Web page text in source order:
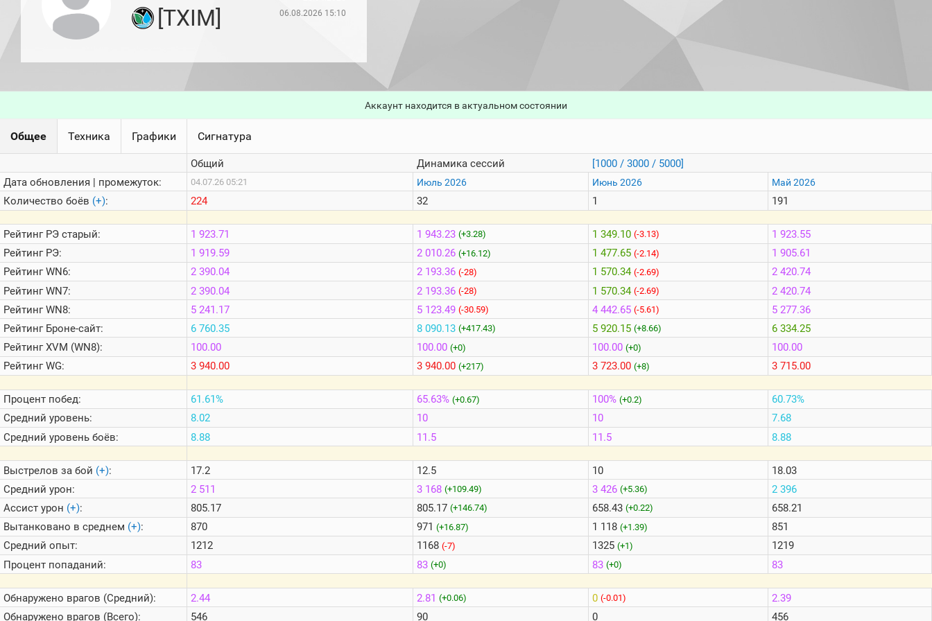
последние
1000
стримеров
Информация
Онлайн
Цветовая
шкала
Теlegram
ВК
Портал
Мира
[TXIM]
06.08.2026 15:10
Аккаунт находится в актуальном состоянии
Общее Техника Графики Сигнатура
Дата обновления | промежуток:
Количество боёв (+):
РейтингРЭ старый:
РейтингРЭ:
РейтингWN6:
РейтингWN7:
РейтингWN8:
РейтингБроне-сайт:
РейтингXVM (WN8):
РейтингWG:
Процент побед:
Средний уровень:
Средний уровень боёв:
Выстрелов за бой (+):
Средний урон:
Ассист урон (+):
Вытанковано в среднем (+):
Средний опыт:
Процент попаданий:
Обнаружено врагов (Средний):
Обнаружено врагов (Всего):
Общий
04.07.26 05:21
224
1 923.71
1 919.59
2 390.04
2 390.04
5 241.17
6 760.35
100.00
3 940.00
61.61%
8.02
8.88
17.2
2 511
805.17
870
1212
83
2.44
546
Динамика сессий
Июль 2026
32
1 943.23 (+3.28)
2 010.26 (+16.12)
2 193.36 (-28)
2 193.36 (-28)
5 123.49 (-30.59)
8 090.13 (+417.43)
100.00 (+0)
3 940.00 (+217)
65.63%(+0.67)
10
11.5
12.5
3 168(+109.49)
805.17(+146.74)
971(+16.87)
1168(-7)
83(+0)
2.81(+0.06)
90
[1000 / 3000 / 5000]
Июнь 2026
1
1 349.10 (-3.13)
1 477.65 (-2.14)
1 570.34 (-2.69)
1 570.34 (-2.69)
4 442.65 (-5.61)
5 920.15 (+8.66)
100.00 (+0)
3 723.00 (+8)
100%(+0.2)
10
11.5
10
3 426(+5.36)
658.43(+0.22)
1 118(+1.39)
1325(+1)
83(+0)
0(-0.01)
0
Май 2026
191
1 923.55
1 905.61
2 420.74
2 420.74
5 277.36
6 334.25
100.00
3 715.00
60.73%
7.68
8.88
18.03
2 396
658.21
851
1219
83
2.39
456